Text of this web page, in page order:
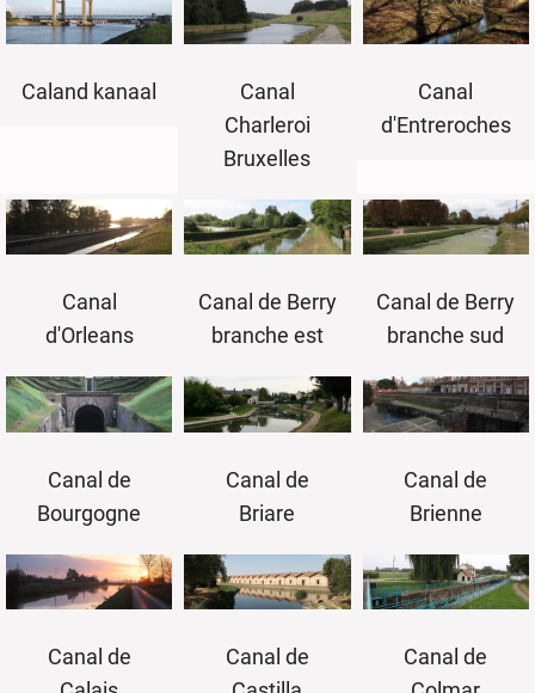
Caland kanaal
Canal
Charleroi
Bruxelles
Canal
d'Entreroches
Canal
d'Orleans
Canal de Berry
branche est
Canal de Berry
branche sud
Canal de
Bourgogne
Canal de
Briare
Canal de
Brienne
Canal de
Canal de
Canal de